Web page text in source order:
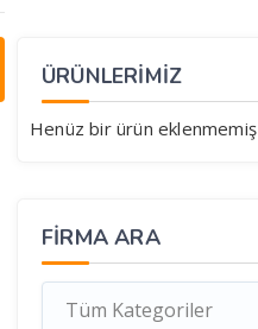
ÜRÜNLERİMİZ
Henüz bir ürün eklenmemiş
FIRMA ARA